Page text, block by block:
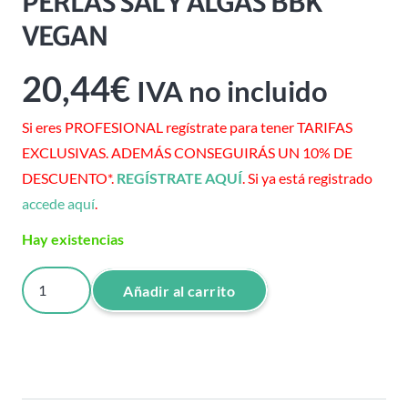
VEGAN
20,44€ IVA no incluido
Si eres PROFESIONAL regístrate para tener TARIFAS
EXCLUSIVAS. ADEMÁS CONSEGUIRÁS UN 10% DE
DESCUENTO*. REGÍSTRATE AQUÍ. Si ya está registrado
accede aquí.
Hay existencias
CHAMPU
MARINO
Añadir al carrito